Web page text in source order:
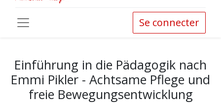
Se connecter
Einführung in die Pädagogik nach
Emmi Pikler - Achtsame Pflege und
freie Bewegungsentwicklung